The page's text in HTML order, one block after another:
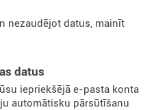
nezaudējot datus, mainīt
datus
iepriekšējā e-pasta konta
automātisku pārsūtīšanu